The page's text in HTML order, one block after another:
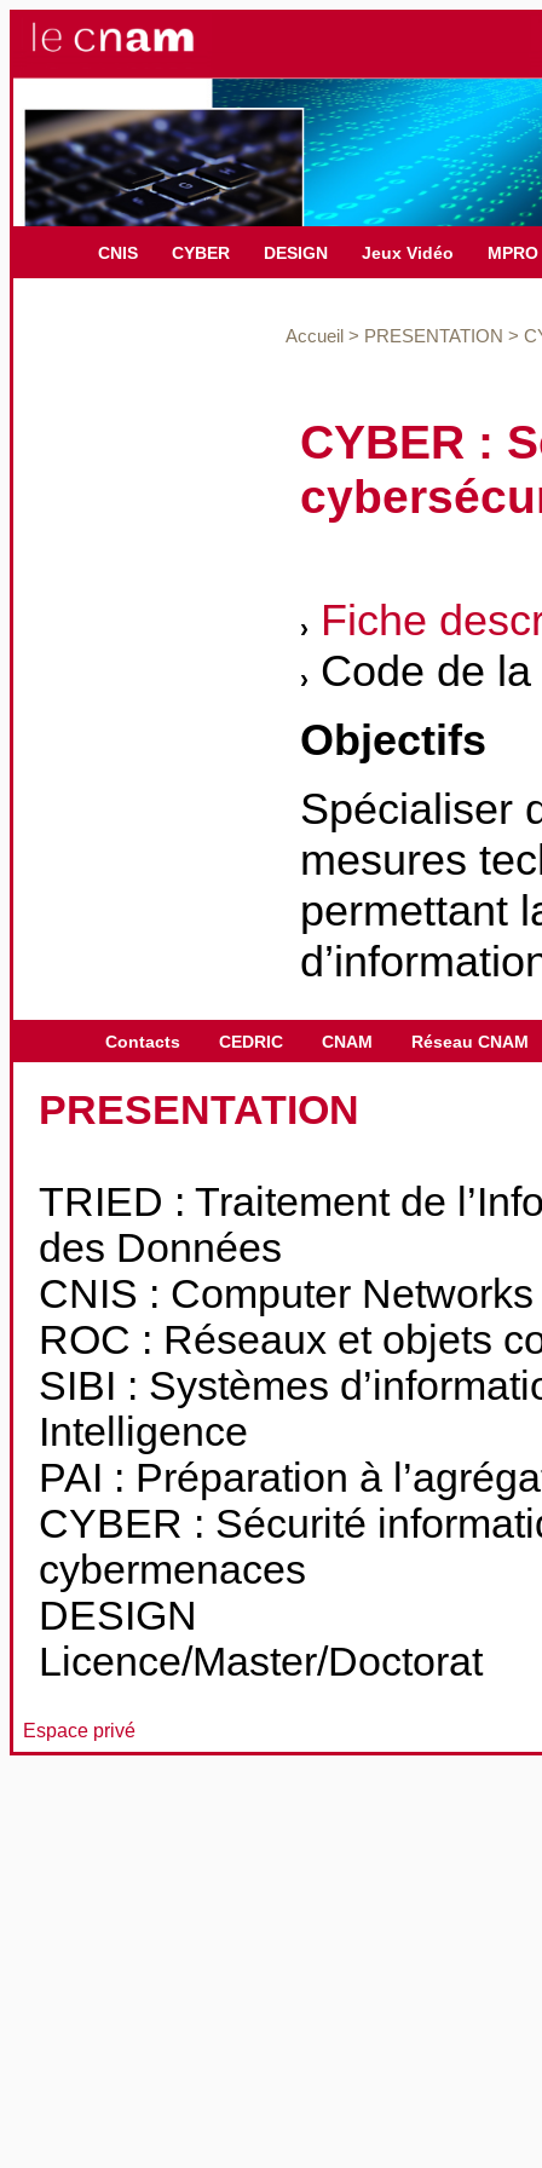
CNIS CYBER DESIGN Jeux Vidéo MPRO
Accueil > PRESENTATION >
CYBER :
Fiche
Code de
Objectifs
Spécialiser
mesures
permettant
Contacts CEDRIC CNAM Réseau CNAM
PRESENTATION
TRIED : Traitement de
des Données
CNIS : Computer
ROC : Réseaux et objets
SIBI : Systèmes
Intelligence
PAI : Préparation à
CYBER : Sécurité
cybermenaces
DESIGN
Licence/Master/Doctorat
Espace privé